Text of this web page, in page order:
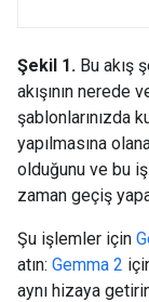
Şekil 1. Bu akış
akışının nerede
şablonlarınızda
yapılmasına
olduğunu ve bu
zaman geçiş
Şu işlemler için
atın: Gemma 2
aynı hizaya